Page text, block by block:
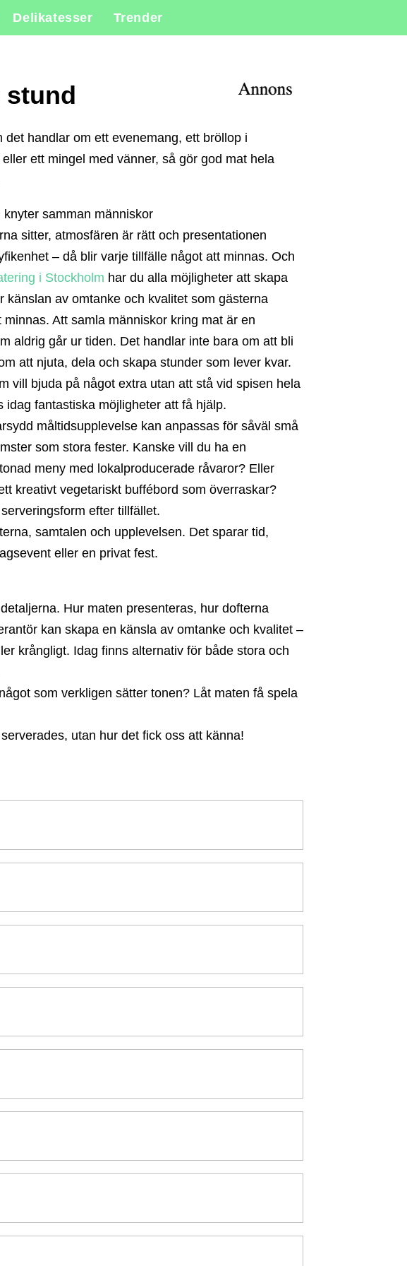
Delikatesser Trender
stund
det handlar om ett evenemang, ett bröllop i
ett mingel med vänner, så gör god mat hela
knyter samman människor
sitter, atmosfären är rätt och presentationen
– då blir varje tillfälle något att minnas. Och
i Stockholm har du alla möjligheter att skapa
känslan av omtanke och kvalitet som gästerna
minnas. Att samla människor kring mat är en
aldrig går ur tiden. Det handlar inte bara om att bli
att njuta, dela och skapa stunder som lever kvar.
vill bjuda på något extra utan att stå vid spisen hela
idag fantastiska möjligheter att få hjälp.
måltidsupplevelse kan anpassas för såväl små
som stora fester. Kanske vill du ha en
meny med lokalproducerade råvaror? Eller
kreativt vegetariskt buffébord som överraskar?
efter tillfället.
samtalen och upplevelsen. Det sparar tid,
eller en privat fest.
Hur maten presenteras, hur dofterna
kan skapa en känsla av omtanke och kvalitet –
krångligt. Idag finns alternativ för både stora och
som verkligen sätter tonen? Låt maten få spela
utan hur det fick oss att känna!